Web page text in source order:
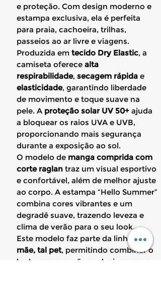
e proteção. Com design moderno e
estampa exclusiva, ela é perfeita
para praia, cachoeira, trilhas,
passeios ao ar livre e viagens.
Produzida em tecido Dry Elastic, a
camiseta oferece alta
respirabilidade, secagem rápida e
elasticidade, garantindo liberdade
de movimento e toque suave na
pele. A proteção solar UV 50+ ajuda
a bloquear os raios UVA e UVB,
proporcionando mais segurança
durante a exposição ao sol.
O modelo de manga comprida com
corte raglan traz um visual esportivo
e confortável, além de melhor ajuste
ao corpo. A estampa “Hello Summer”
combina cores vibrantes e um
degradê suave, trazendo leveza e
clima de verão para o seu look.
Este modelo faz parte da linha tal
mãe, tal pet, permitindo combinar o
look com a versão exclusiva para o